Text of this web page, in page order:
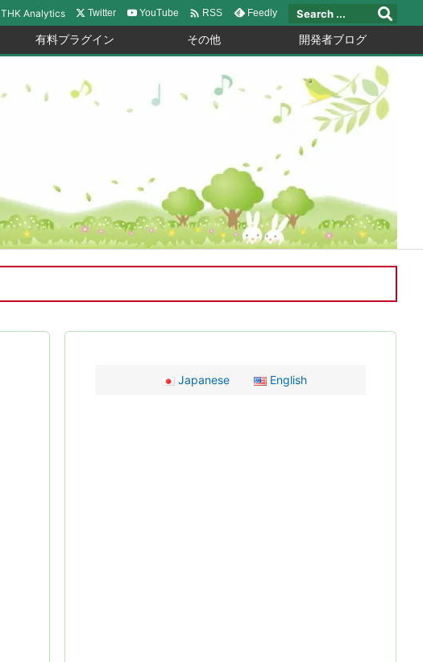
有料プラグイン その他 開発者ブログ
THK Analytics Twitter YouTube  RSS Feedly
Japanese English